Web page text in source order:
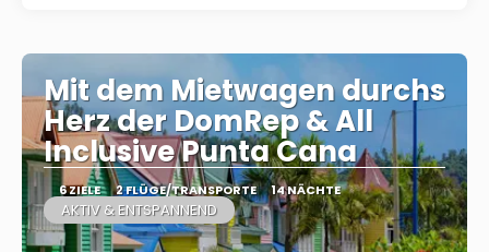
Mit dem Mietwagen durchs
Herz der DomRep & All
Inclusive Punta Cana
6 ZIELE 2 FLÜGE/TRANSPORTE 14 NÄCHTE
AKTIV & ENTSPANNEND